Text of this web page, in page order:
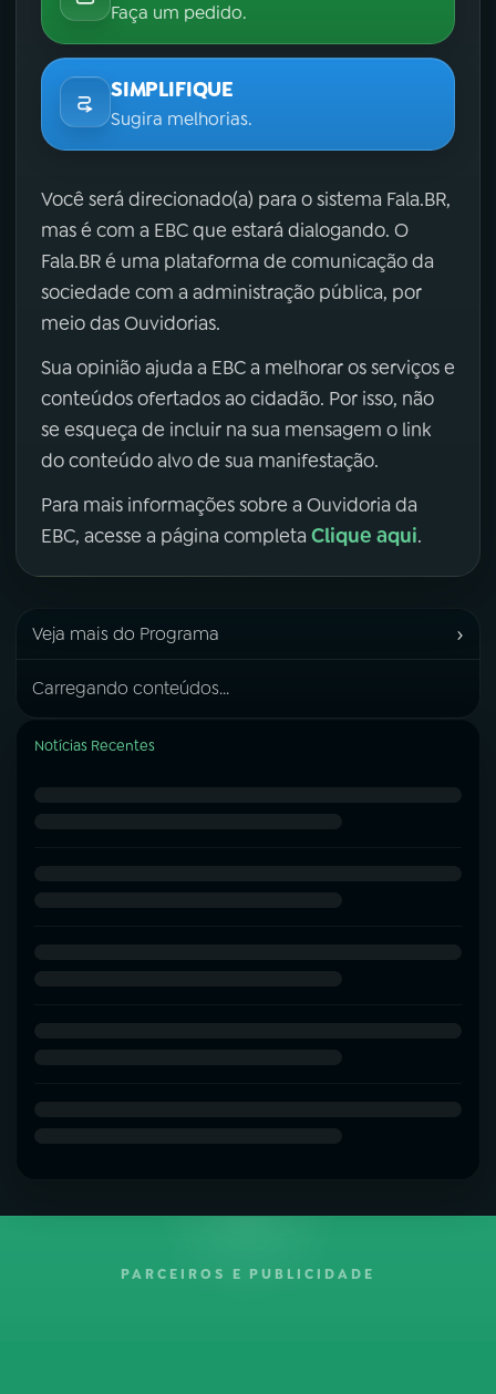
Faça um pedido.
SIMPLIFIQUE
Sugira melhorias.
Você será direcionado(a) para o sistema Fala.BR,
mas é com a EBC que estará dialogando. O
Fala.BR é uma plataforma de comunicação da
sociedade com a administração pública, por
meio das Ouvidorias.
Sua opinião ajuda a EBC a melhorar os serviços e
conteúdos ofertados ao cidadão. Por isso, não
se esqueça de incluir na sua mensagem o link
do conteúdo alvo de sua manifestação.
Para mais informações sobre a Ouvidoria da
EBC, acesse a página completa Clique aqui.
Veja mais do Programa ›
Carregando conteúdos...
Notícias Recentes
PARCEIROS E PUBLICIDADE